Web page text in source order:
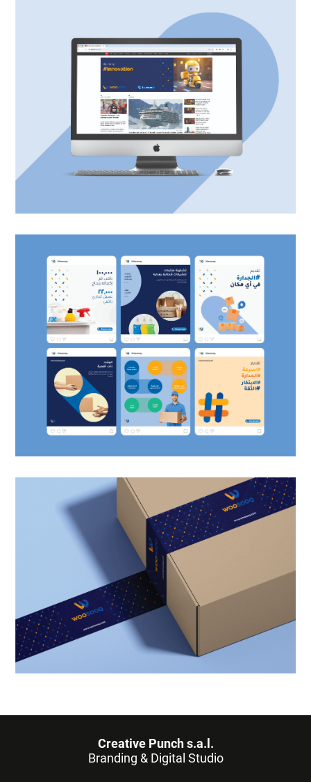
Creative Punch s.a.l.
Branding & Digital Studio